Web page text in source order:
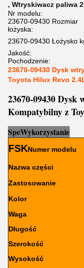
, Wtryskiwacz paliwa
Nr modelu:
23670-09430 Rozmiar
łożyska:
23670-09430 Łożysko
Jakość:
Pochodzenie:
23670-09430 Dysk
Toyota Hilux Revo
23670-09430 Dysk
Kompatybilny z
SpeWykorzystanie
FSKNumer modelu
Nazwa części
Zastosowanie
Kolor
Waga
Długość
Szerokość
Wysokość